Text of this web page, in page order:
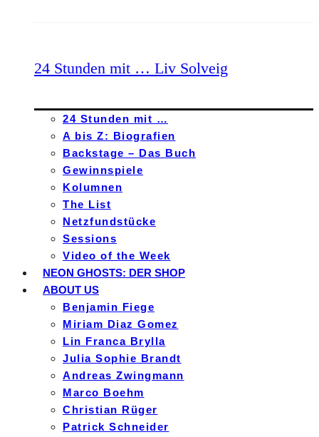
24 Stunden mit … Liv Solveig
24 Stunden mit …
A bis Z: Biografien
Backstage – Das Buch
Gewinnspiele
Kolumnen
The List
Netzfundstücke
Sessions
Video of the Week
NEON GHOSTS: DER SHOP
ABOUT US
Benjamin Fiege
Miriam Diaz Gomez
Lin Franca Brylla
Julia Sophie Brandt
Andreas Zwingmann
Marco Boehm
Christian Rüger
Patrick Schneider